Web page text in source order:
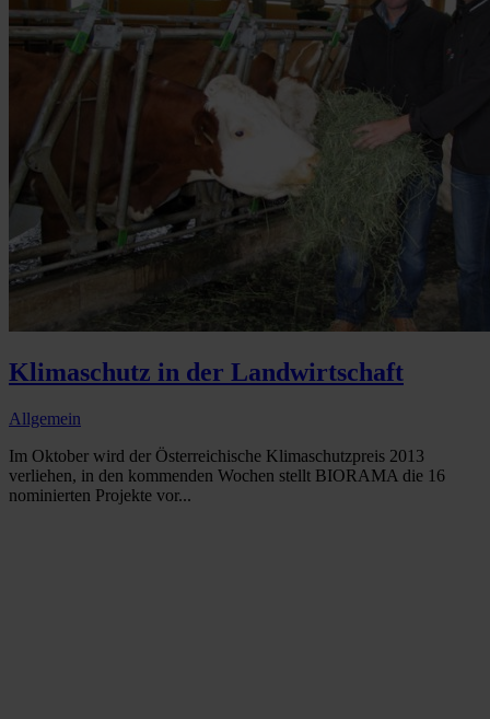
Klimaschutz in der Landwirtschaft
Allgemein
Im Oktober wird der Österreichische Klimaschutzpreis 2013
verliehen, in den kommenden Wochen stellt BIORAMA die 16
nominierten Projekte vor...